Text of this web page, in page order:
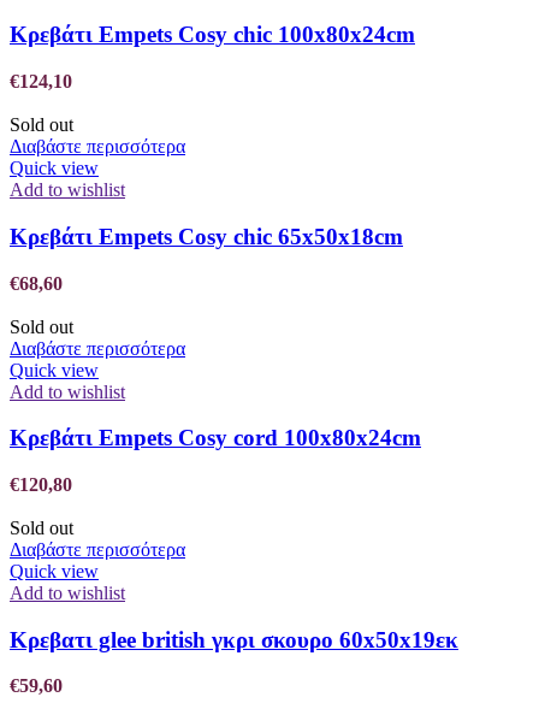
Κρεβάτι Empets Cosy chic 100x80x24cm
€124,10
Sold out
Διαβάστε περισσότερα
Quick view
Add to wishlist
Κρεβάτι Empets Cosy chic 65x50x18cm
€68,60
Sold out
Διαβάστε περισσότερα
Quick view
Add to wishlist
Κρεβάτι Empets Cosy cord 100x80x24cm
€120,80
Sold out
Διαβάστε περισσότερα
Quick view
Add to wishlist
Κρεβατι glee british γκρι σκουρο 60x50x19εκ
€59,60